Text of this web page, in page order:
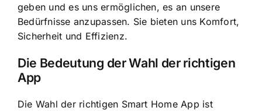
geben und es uns ermöglichen, es an unsere
Bedürfnisse anzupassen. Sie bieten uns Komfort,
Sicherheit und Effizienz.
Die Bedeutung der Wahl der richtigen
App
Die Wahl der richtigen Smart Home App ist